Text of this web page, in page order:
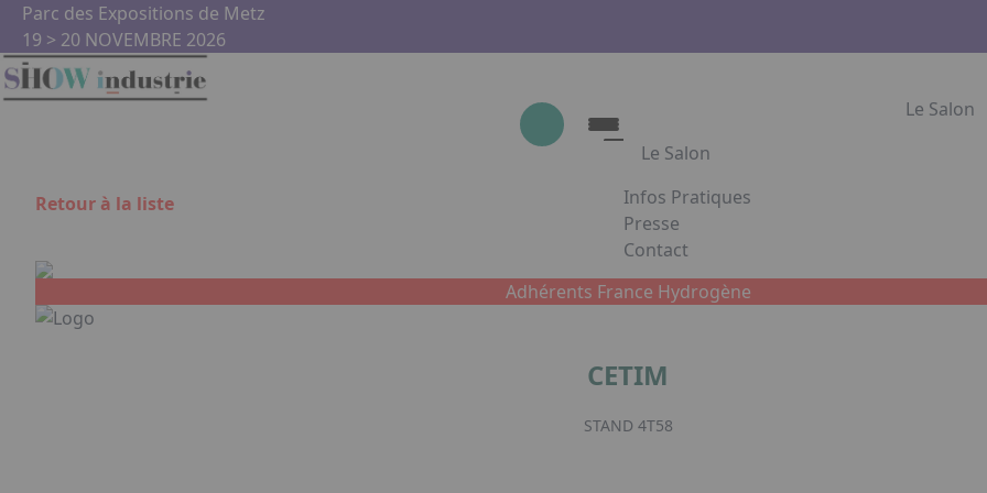
Aller au contenu principal
Parc des Expositions de Metz
19 > 20 NOVEMBRE 2026
Le Salon
Le Salon
Le Salon
Show Industrie
Partenaires
Show Industrie en images
Infos Pratiques
Presse
Contact
Appuyez sur Entrée pour ouvrir le lien.
Retour à la liste
Adhérents France Hydrogène
CETIM
STAND 4T58
Panneau de gestion des cookies